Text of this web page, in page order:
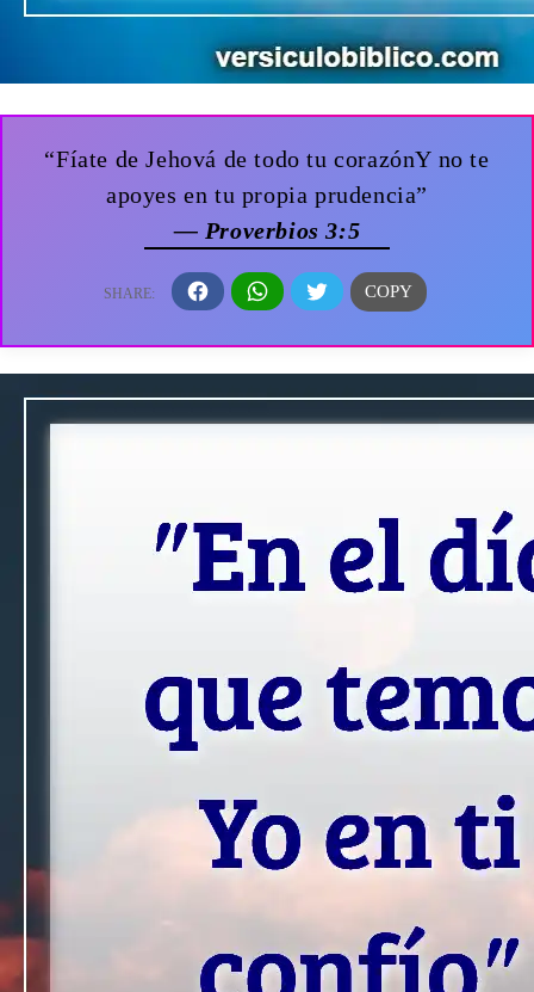
“Fíate de Jehová de todo tu corazónY no te
apoyes en tu propia prudencia”
— Proverbios 3:5